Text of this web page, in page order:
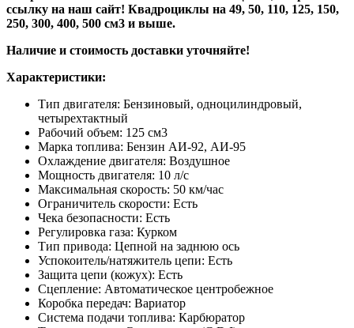
ссылку на наш сайт! Квадроциклы на 49, 50, 110, 125, 150,
250, 300, 400, 500 см3 и выше.
Наличие и стоимость доставки уточняйте!
Характеристики:
Тип двигателя: Бензиновый, одноцилиндровый,
четырехтактный
Рабочий объем: 125 см3
Марка топлива: Бензин АИ-92, АИ-95
Охлаждение двигателя: Воздушное
Мощность двигателя: 10 л/с
Максимальная скорость: 50 км/час
Ограничитель скорости: Есть
Чека безопасности: Есть
Регулировка газа: Курком
Тип привода: Цепной на заднюю ось
Успокоитель/натяжитель цепи: Есть
Защита цепи (кожух): Есть
Сцепление: Автоматическое центробежное
Коробка передач: Вариатор
Система подачи топлива: Карбюратор